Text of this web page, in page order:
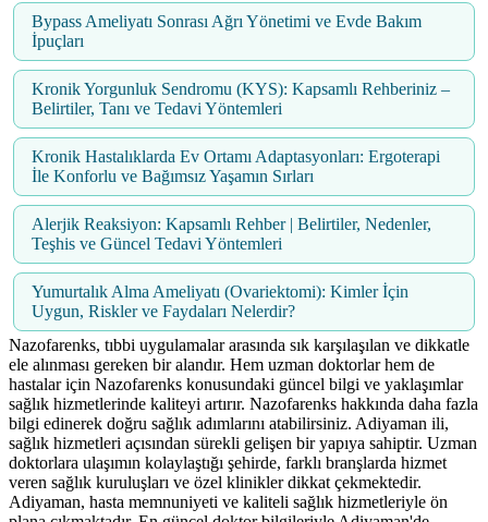
Bypass Ameliyatı Sonrası Ağrı Yönetimi ve Evde Bakım
İpuçları
Kronik Yorgunluk Sendromu (KYS): Kapsamlı Rehberiniz –
Belirtiler, Tanı ve Tedavi Yöntemleri
Kronik Hastalıklarda Ev Ortamı Adaptasyonları: Ergoterapi
İle Konforlu ve Bağımsız Yaşamın Sırları
Alerjik Reaksiyon: Kapsamlı Rehber | Belirtiler, Nedenler,
Teşhis ve Güncel Tedavi Yöntemleri
Yumurtalık Alma Ameliyatı (Ovariektomi): Kimler İçin
Uygun, Riskler ve Faydaları Nelerdir?
Nazofarenks, tıbbi uygulamalar arasında sık karşılaşılan ve dikkatle
ele alınması gereken bir alandır. Hem uzman doktorlar hem de
hastalar için Nazofarenks konusundaki güncel bilgi ve yaklaşımlar
sağlık hizmetlerinde kaliteyi artırır. Nazofarenks hakkında daha fazla
bilgi edinerek doğru sağlık adımlarını atabilirsiniz. Adiyaman ili,
sağlık hizmetleri açısından sürekli gelişen bir yapıya sahiptir. Uzman
doktorlara ulaşımın kolaylaştığı şehirde, farklı branşlarda hizmet
veren sağlık kuruluşları ve özel klinikler dikkat çekmektedir.
Adiyaman, hasta memnuniyeti ve kaliteli sağlık hizmetleriyle ön